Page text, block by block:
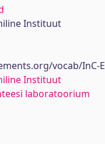
Instituut
vocab/InC-
Instituut
laboratoorium